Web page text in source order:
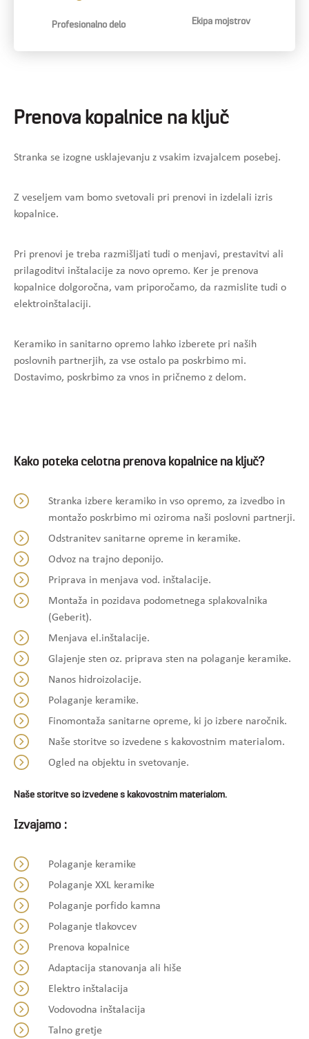
Profesionalno delo Ekipa mojstrov
Prenova kopalnice na ključ
Stranka se izogne usklajevanju z vsakim izvajalcem posebej.
Z veseljem vam bomo svetovali pri prenovi in izdelali izris
kopalnice.
Pri prenovi je treba razmišljati tudi o menjavi, prestavitvi ali
prilagoditvi inštalacije za novo opremo. Ker je prenova
kopalnice dolgoročna, vam priporočamo, da razmislite tudi o
elektroinštalaciji.
Keramiko in sanitarno opremo lahko izberete pri naših
poslovnih partnerjih, za vse ostalo pa poskrbimo mi.
Dostavimo, poskrbimo za vnos in pričnemo z delom.
Kako poteka celotna prenova kopalnice na ključ?
Stranka izbere keramiko in vso opremo, za izvedbo in
montažo poskrbimo mi oziroma naši poslovni partnerji.
Odstranitev sanitarne opreme in keramike.
Odvoz na trajno deponijo.
Priprava in menjava vod. inštalacije.
Montaža in pozidava podometnega splakovalnika
(Geberit).
Menjava el.inštalacije.
Glajenje sten oz. priprava sten na polaganje keramike.
Nanos hidroizolacije.
Polaganje keramike.
Finomontaža sanitarne opreme, ki jo izbere naročnik.
Naše storitve so izvedene s kakovostnim materialom.
Ogled na objektu in svetovanje.
Naše storitve so izvedene s kakovostnim materialom.
Izvajamo :
Polaganje keramike
Polaganje XXL keramike
Polaganje porfido kamna
Polaganje tlakovcev
Prenova kopalnice
Adaptacija stanovanja ali hiše
Elektro inštalacija
Vodovodna inštalacija
Talno gretje